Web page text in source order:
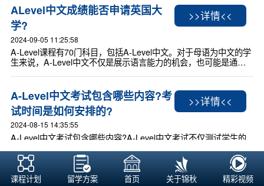
中文成绩是可以做为成绩申请的。
ALevel中文成绩能否申请英国大
学?
2024-09-05 11:25:58
A-Level课程有70门科目，包括A-Level中文。对于母语为中文的学
生来说，A-Level中文不仅是展示语言能力的机会，也可能是通往
A-Level中文在大学申请中的认可情况，并介绍几所接受A-Level中
文成绩的英国大学。
>>详情<<
A-Level中文考试包含哪些内容?考
试时间是如何安排的?
2024-08-15 14:35:55
A-Level中文考试包含哪些内容?A-Level中文考试不仅测试学生的
分，包括阅读写作、作文、文本和散文，旨在全面评估学生的中文
能力。考试时间是如何安排的?A-Level考试时间由不同的考试局在
全球范围内统一组织，学生需要了解具体的考试时间和相关流程，
>>详情<<
A-Level考中文对大学申请有帮助
课程计划 留学方案 首页 关于锦秋 精彩视频